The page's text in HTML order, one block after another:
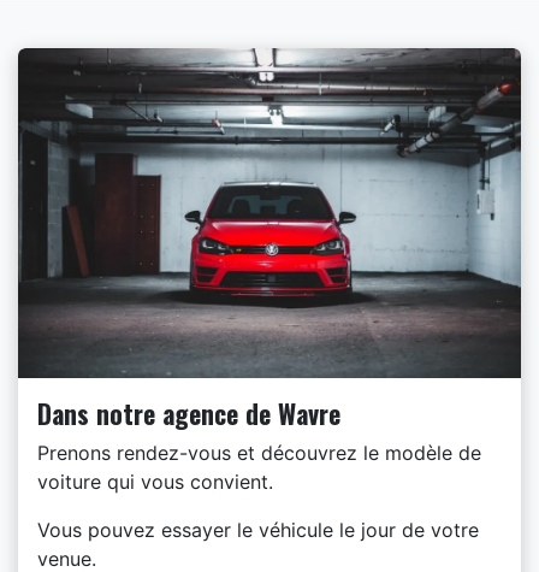
Dans notre agence de Wavre
Prenons rendez-vous et découvrez le modèle de
voiture qui vous convient.
Vous pouvez essayer le véhicule le jour de votre
venue.